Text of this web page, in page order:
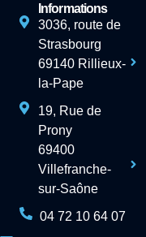
Informations
3036, route de
Strasbourg
69140 Rillieux-
la-Pape
19, Rue de
Prony
69400
Villefranche-
sur-Saône
04 72 10 64 07